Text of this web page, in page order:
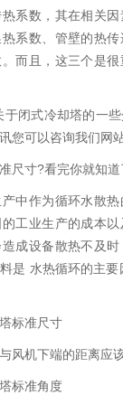
数，其在相关因
系数、管壁的热
而且，这三个是
式冷却塔的一些
您可以咨询我们网
寸?看完你就知道
作为循环水散热
工业生产的成本
成设备散热不及
是 水热循环的主
标准尺寸
机下端的距离应该
标准角度